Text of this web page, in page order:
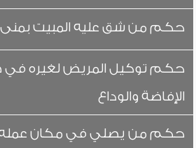
حكم من شق عليه المبيت بمنى
حكم توكيل المريض لغيره
الإفاضة والوداع
حكم من يصلي في مكان عمله